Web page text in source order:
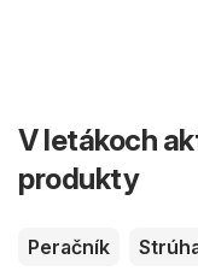
V letákoch
produkty
Peračník